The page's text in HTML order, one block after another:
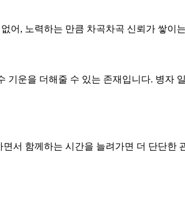
어, 노력하는 만큼 차곡차곡 신뢰가 쌓이
운을 더해줄 수 있는 존재입니다. 병자
서 함께하는 시간을 늘려가면 더 단단한